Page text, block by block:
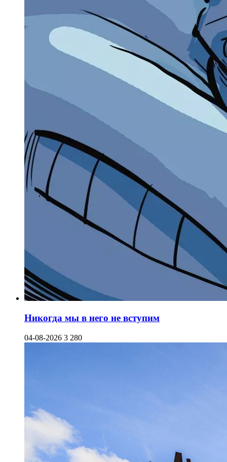
Никогда мы в него не вступим
04-08-2026 3 280